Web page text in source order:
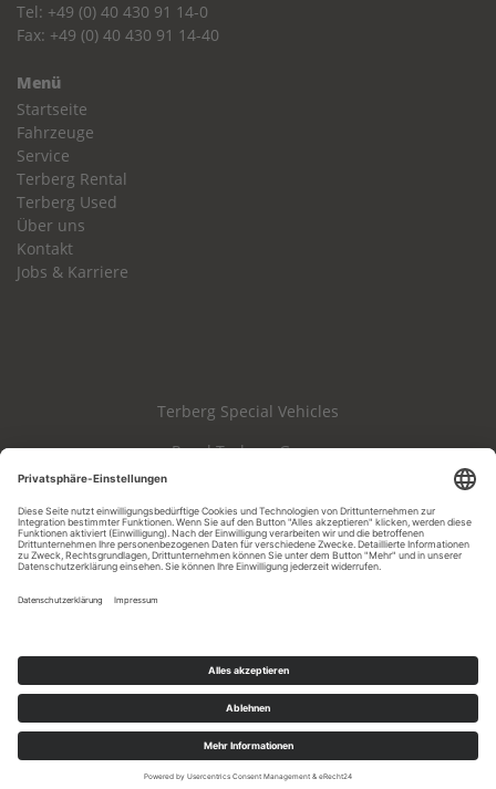
Tel: +49 (0) 40 430 91 14-0
Fax: +49 (0) 40 430 91 14-40
Menü
Startseite
Fahrzeuge
Service
Terberg Rental
Terberg Used
Über uns
Kontakt
Jobs & Karriere
Terberg Special Vehicles
Royal Terberg Group
Impressum
Datenschutz
Whistleblowing
Copyright 2026 Terberg Spezialfahrzeuge GmbH